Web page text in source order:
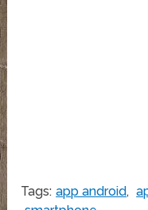
Tags: app android,